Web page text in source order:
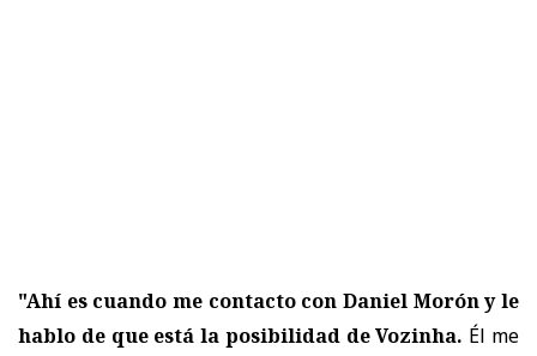
"Ahí es cuando me contacto con Daniel Morón y le
hablo de que está la posibilidad de Vozinha. Él me